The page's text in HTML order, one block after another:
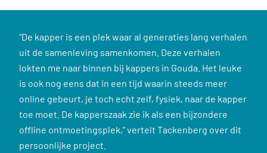
“De kapper is een plek waar al generaties lang verhalen
uit de samenleving samenkomen. Deze verhalen
lokten me naar binnen bij kappers in Gouda. Het leuke
is ook nog eens dat in een tijd waarin steeds meer
online gebeurt, je toch echt zelf, fysiek, naar de kapper
toe moet. De kapperszaak zie ik als een bijzondere
offline ontmoetingsplek,” vertelt Tackenberg over dit
persoonlijke project.